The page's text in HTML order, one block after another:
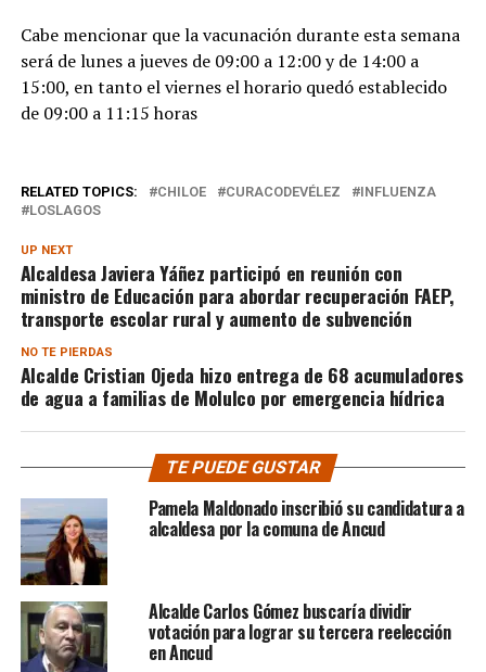
Cabe mencionar que la vacunación durante esta semana
será de lunes a jueves de 09:00 a 12:00 y de 14:00 a
15:00, en tanto el viernes el horario quedó establecido
de 09:00 a 11:15 horas
RELATED TOPICS: CHILOE CURACODEVÉLEZ
INFLUENZA
LOSLAGOS
UP NEXT
Alcaldesa Javiera Yáñez participó en reunión con
ministro de Educación para abordar recuperación FAEP,
transporte escolar rural y aumento de subvención
NO TE PIERDAS
Alcalde Cristian Ojeda hizo entrega de 68 acumuladores
de agua a familias de Molulco por emergencia hídrica
TE PUEDE GUSTAR
Pamela Maldonado inscribió su candidatura a
alcaldesa por la comuna de Ancud
Alcalde Carlos Gómez buscaría dividir
votación para lograr su tercera reelección
en Ancud